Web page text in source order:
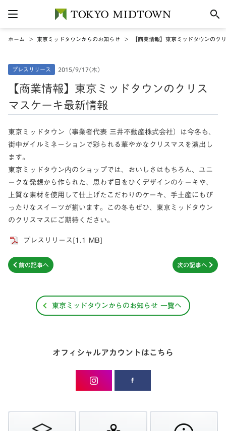
ホーム 東京ミッドタウンからのお知らせ 【商業情報】東京ミッドタウンのク
プレスリリース 2015/9/17(木)
【商業情報】東京ミッドタウンのクリス
マスケーキ最新情報
東京ミッドタウン（事業者代表 三井不動産株式会社）は今冬も、
街中がイルミネーションで彩られる華やかなクリスマスを演出し
ます。
東京ミッドタウン内のショップでは、おいしさはもちろん、ユニ
ークな発想から作られた、思わず目をひくデザインのケーキや、
上質な素材を使用して仕上げたこだわりのケーキ、手土産にもぴ
ったりなスイーツが揃います。この冬もぜひ、東京ミッドタウン
のクリスマスにご期待ください。
プレスリリース[1.1 MB]
次の記事へ
前の記事へ
東京ミッドタウンからのお知らせ 一覧へ
オフィシャルアカウントはこちら